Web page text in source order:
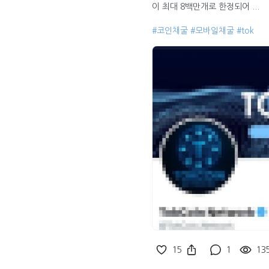
이 최대 8백만개로 한정되어 ...
#코인채굴 #모바일채굴 #tok
15 1